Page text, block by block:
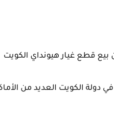
بيع قطع غيار هيونداي الكويت
دولة الكويت العديد من